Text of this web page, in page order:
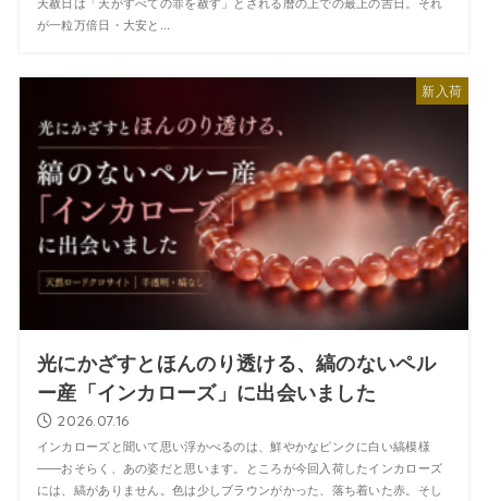
が一粒万倍日・大安と...
新入荷
光にかざすとほんのり透ける、縞のないペル
ー産「インカローズ」に出会いました
2026.07.16
インカローズと聞いて思い浮かべるのは、鮮やかなピンクに白い縞模様
——おそらく、あの姿だと思います。ところが今回入荷したインカローズ
には、縞がありません。色は少しブラウンがかった、落ち着いた赤。そし